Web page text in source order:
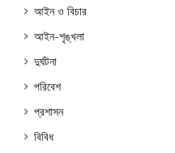
আইন ও বিচার
আইন-শৃঙ্খলা
দুর্ঘটনা
পরিবেশ
প্রশাসন
বিবিধ